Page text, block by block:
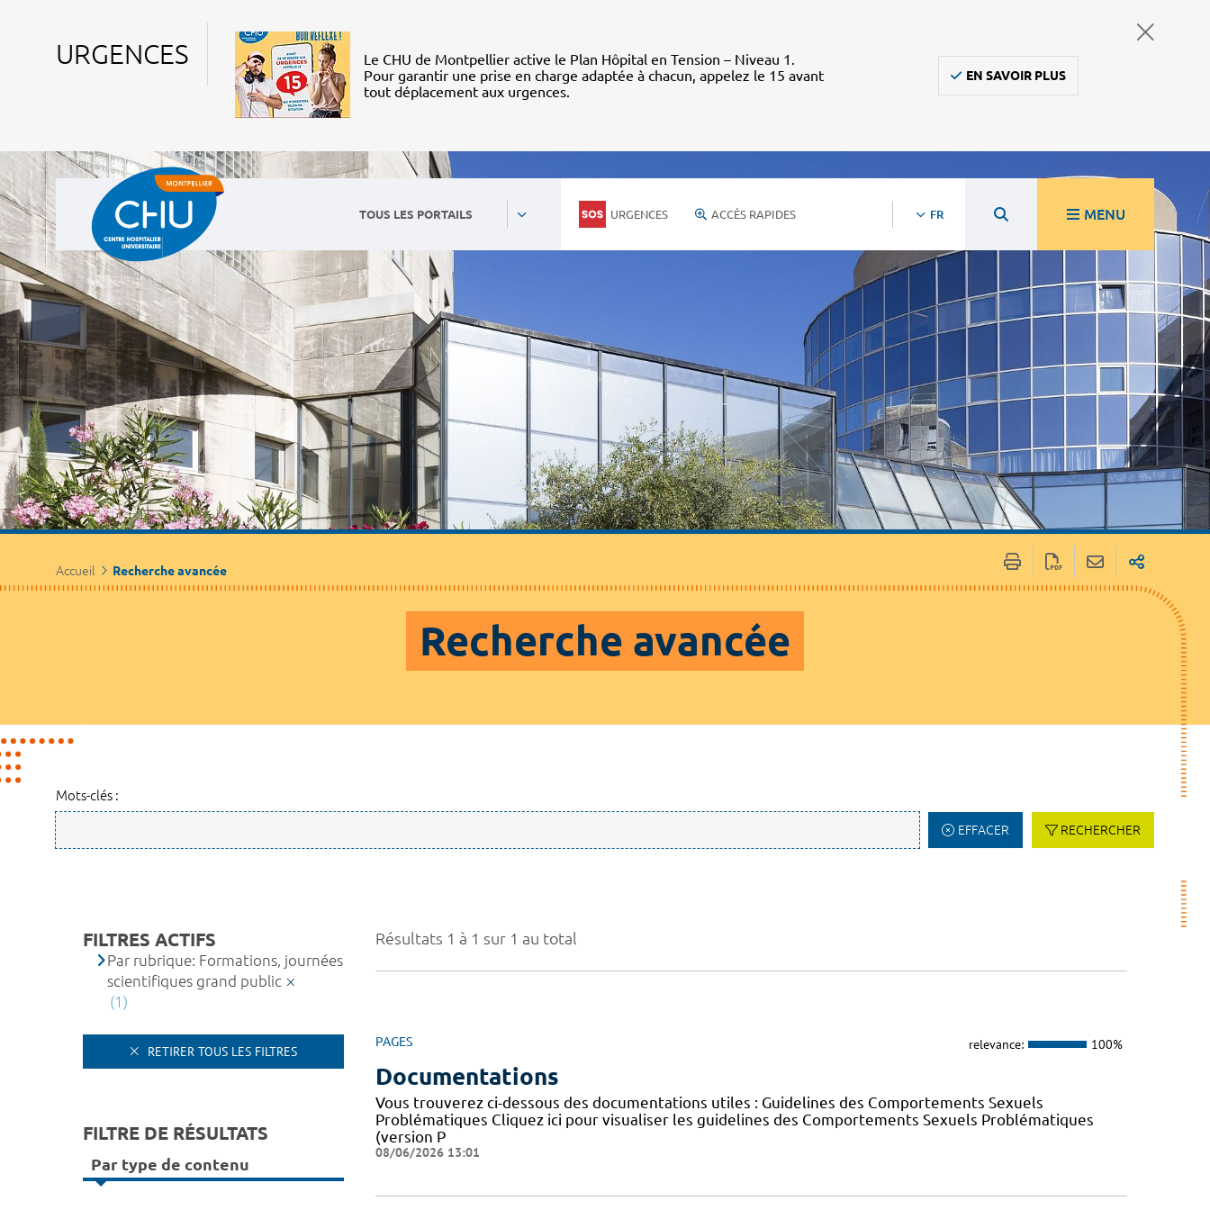
URGENCES
Le CHU de Montpellier active le Plan Hôpital en Tension – Niveau 1.
Pour garantir une prise en charge adaptée à chacun, appelez le 15 avant
tout déplacement aux urgences.
EN SAVOIR PLUS
TOUS LES PORTAILS URGENCES ACCÈS RAPIDES FR MENU
Accueil Recherche avancée
Recherche avancée
Mots-clés :
EFFACER RECHERCHER
Résultats 1 à 1 sur 1 au total
PAGES relevance: 100%
Documentations
Vous trouverez ci-dessous des documentations utiles : Guidelines des Comportements Sexuels
Problématiques Cliquez ici pour visualiser les guidelines des Comportements Sexuels Problématiques
(version P
08/06/2026 13:01
FILTRES ACTIFS
Par rubrique: Formations, journées
scientifiques grand public
(1)
RETIRER TOUS LES FILTRES
FILTRE DE RÉSULTATS
Par type de contenu